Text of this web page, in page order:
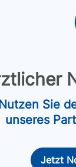
Sie
unseres
Jetzt